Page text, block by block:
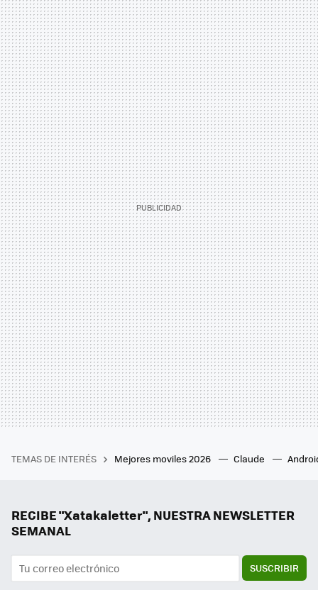
TEMAS DE INTERÉS Mejores moviles 2026 Claude
RECIBE "Xatakaletter", NUESTRA NEWSLETTER
SEMANAL
SUSCRIBIR